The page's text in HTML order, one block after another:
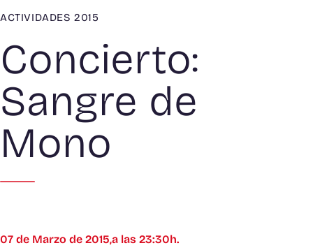
ACTIVIDADES 2015
Concierto:
Sangre de
Mono
07 de Marzo de 2015,a las 23:30h.